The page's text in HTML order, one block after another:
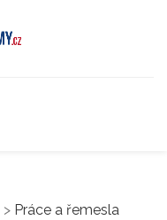
> Práce a řemesla